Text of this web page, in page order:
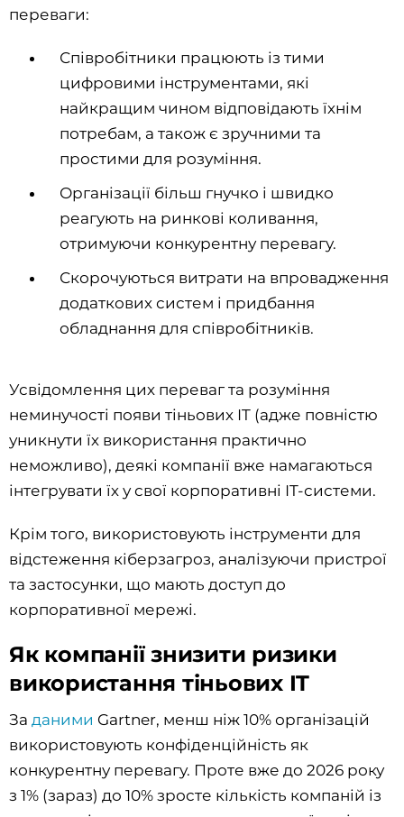
переваги:
Співробітники працюють із тими
цифровими інструментами, які
найкращим чином відповідають їхнім
потребам, а також є зручними та
простими для розуміння.
Організації більш гнучко і швидко
реагують на ринкові коливання,
отримуючи конкурентну перевагу.
Скорочуються витрати на впровадження
додаткових систем і придбання
обладнання для співробітників.
Усвідомлення цих переваг та розуміння
неминучості появи тіньових IT (адже повністю
уникнути їх використання практично
неможливо), деякі компанії вже намагаються
інтегрувати їх у свої корпоративні IT-системи.
Крім того, використовують інструменти для
відстеження кіберзагроз, аналізуючи пристрої
та застосунки, що мають доступ до
корпоративної мережі.
Як компанії знизити ризики
використання тіньових IT
За даними Gartner, менш ніж 10% організацій
використовують конфіденційність як
конкурентну перевагу. Проте вже до 2026 року
з 1% (зараз) до 10% зросте кількість компаній із